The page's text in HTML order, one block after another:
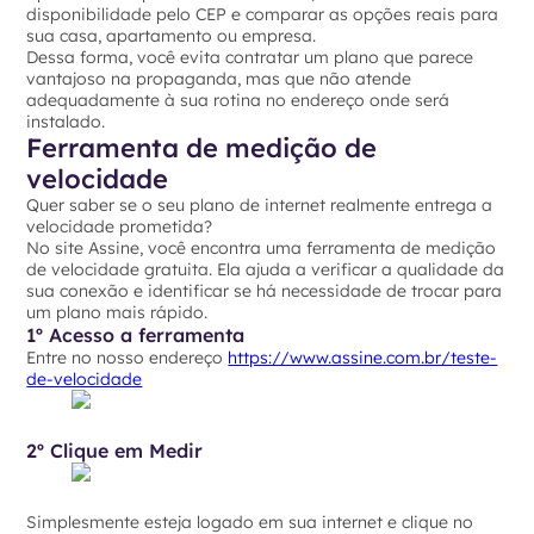
disponibilidade pelo CEP e comparar as opções reais para
sua casa, apartamento ou empresa.
Dessa forma, você evita contratar um plano que parece
vantajoso na propaganda, mas que não atende
adequadamente à sua rotina no endereço onde será
instalado.
Ferramenta de medição de
velocidade
Quer saber se o seu plano de internet realmente entrega a
velocidade prometida?
No site Assine, você encontra uma ferramenta de medição
de velocidade gratuita. Ela ajuda a verificar a qualidade da
sua conexão e identificar se há necessidade de trocar para
um plano mais rápido.
1º Acesso a ferramenta
Entre no nosso endereço https://www.assine.com.br/teste-
de-velocidade
2º Clique em Medir
Simplesmente esteja logado em sua internet e clique no